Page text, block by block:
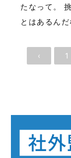
たなって。
とはあるん
‹ 1